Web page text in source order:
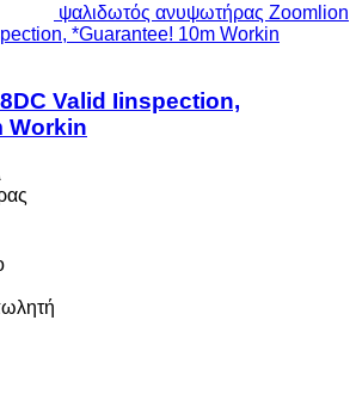
ψαλιδωτός ανυψωτήρας Zoomlion
*Guarantee! 10m Workin
Valid Iinspection,
Workin